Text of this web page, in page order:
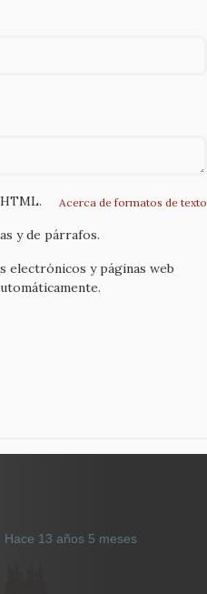
Acerca de formatos de texto
y de párrafos.
electrónicos y páginas web
Hace 13 años 5 meses